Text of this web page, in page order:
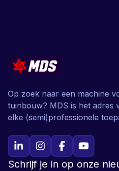
Op zoek naar een machine
tuinbouw? MDS is het
elke (semi)professionele
Schrijf je in op onze